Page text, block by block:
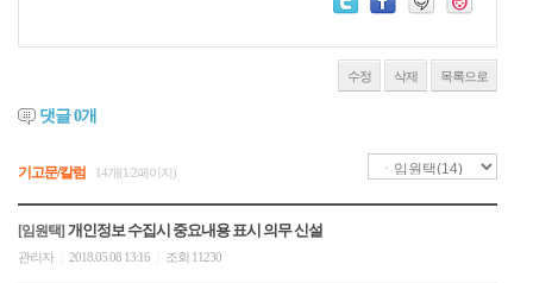
수정 삭제 목록으로
댓글0개
기고문/칼럼 14개(1/2페이지)
[임원택] 개인정보 수집시 중요내용 표시 의무 신설
관리자 2018.05.08 13:16 조회 11230